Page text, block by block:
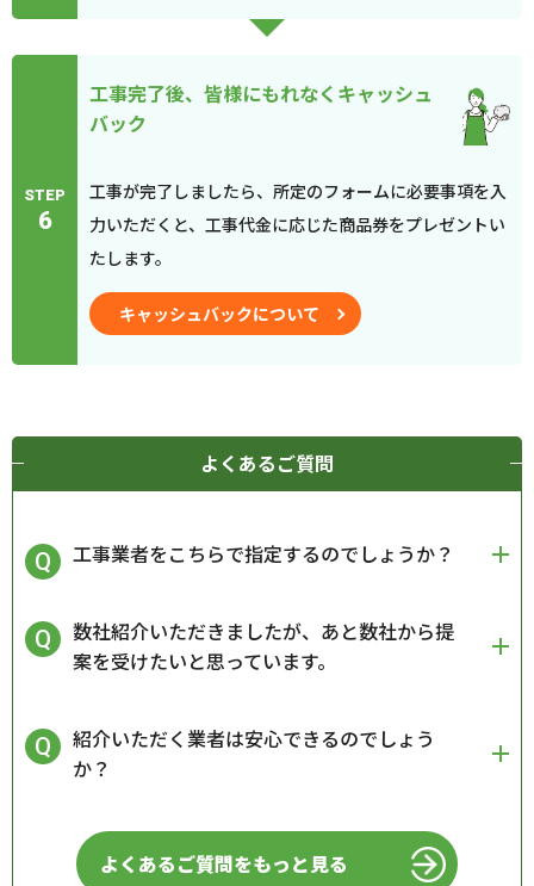
STEP
6
工事完了後、皆様にもれなくキャッシュ
バック
工事が完了しましたら、所定のフォームに必要事項を入
力いただくと、工事代金に応じた商品券をプレゼントい
たします。
キャッシュバックについて
よくあるご質問
工事業者をこちらで指定するのでしょうか？
数社紹介いただきましたが、あと数社から提
案を受けたいと思っています。
紹介いただく業者は安心できるのでしょう
か？
よくあるご質問をもっと見る